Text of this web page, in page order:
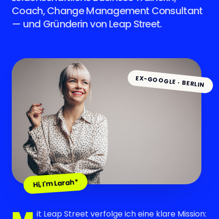
Coach, Change Management Consultant
— und Gründerin von Leap Street.
Hi, I'm Larah*
EX-GOOGLE · BERLIN
it Leap Street verfolge ich eine klare Mission: